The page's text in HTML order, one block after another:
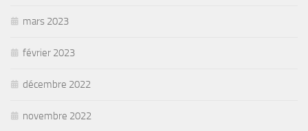
mars 2023
février 2023
décembre 2022
novembre 2022